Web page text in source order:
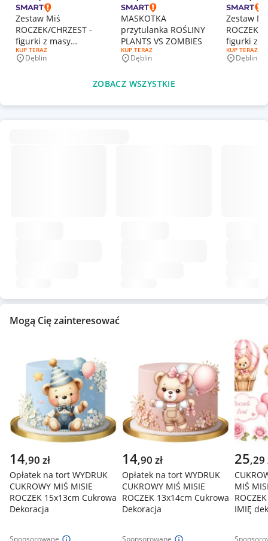
Zestaw Miś
ROCZEK/CHRZEST -
figurki z masy
cukrowej dekoracje
na tort
RODZAJ OFERTY:
KUP TERAZ
Miejscowość
Dęblin
MASKOTKA
przytulanka ROŚLINY
PLANTS VS ZOMBIES
RODZAJ OFERTY:
KUP TERAZ
Miejscowość
Dęblin
Zestaw
ROCZEK/
figurki z
cukrowej
na tort
RODZAJ
KUP TERAZ
Dęblin
ZOBACZ WSZYSTKIE
Mogą Cię zainteresować
14,90 zł
Opłatek na tort WYDRUK
CUKROWY MIŚ MISIE
ROCZEK 15x13cm Cukrowa
Dekoracja
14,90 zł
Opłatek na tort WYDRUK
CUKROWY MIŚ MISIE
ROCZEK 13x14cm Cukrowa
Dekoracja
25,29
MIŚ
IMIĘ